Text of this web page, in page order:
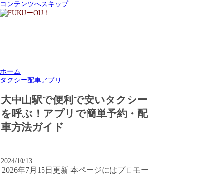
コンテンツへスキップ
ホーム
タクシー配車アプリ
大中山駅で便利で安いタクシー
を呼ぶ！アプリで簡単予約・配
車方法ガイド
2024/10/13
2026年7月15日更新 本ページにはプロモー